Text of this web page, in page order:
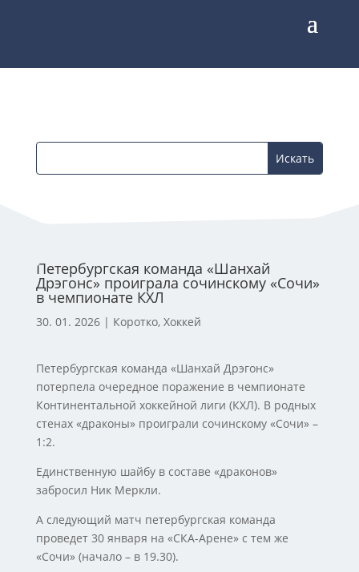
Петербургская команда «Шанхай
Дрэгонс» проиграла сочинскому «Сочи»
в чемпионате КХЛ
30. 01. 2026| Коротко, Хоккей
Петербургская команда «Шанхай Дрэгонс»
потерпела очередное поражение в чемпионате
Континентальной хоккейной лиги (КХЛ). В родных
стенах «драконы» проиграли сочинскому «Сочи» –
1:2.
Единственную шайбу в составе «драконов»
забросил Ник Меркли.
А следующий матч петербургская команда
проведет 30 января на «СКА-Арене» с тем же
«Сочи» (начало – в 19.30).